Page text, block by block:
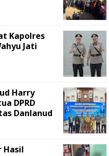
Kapolres
Jati
Harry
DPRD
Danlanud
Hasil